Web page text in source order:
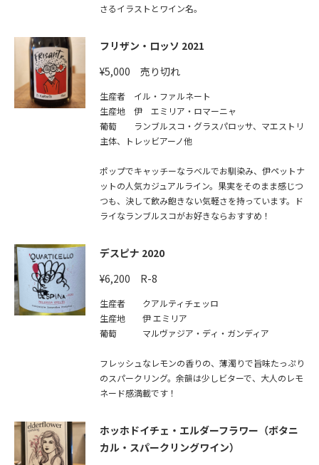
さるイラストとワイン名。
フリザン・ロッソ 2021
¥5,000 売り切れ
生産者 イル・ファルネート
生産地 伊 エミリア・ロマーニャ
葡萄 ランブルスコ・グラスパロッサ、マエストリ
主体、トレッビアーノ他
ポップでキャッチーなラベルでお馴染み、伊ペットナ
ットの人気カジュアルライン。果実をそのまま感じつ
つも、決して飲み飽きない気軽さを持っています。ド
ライなランブルスコがお好きならおすすめ！
デスピナ 2020
¥6,200 R-8
生産者 クアルティチェッロ
生産地 伊 エミリア
葡萄 マルヴァジア・ディ・ガンディア
フレッシュなレモンの香りの、薄濁りで旨味たっぷり
のスパークリング。余韻は少しビターで、大人のレモ
ネード感満載です！
ホッホドイチェ・エルダーフラワー（ボタニ
カル・スパークリングワイン）